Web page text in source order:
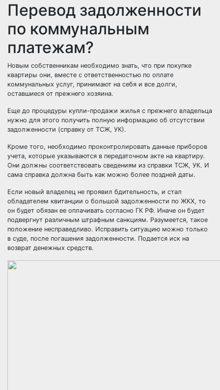
Перевод задолженности
по коммунальным
платежам?
Новым собственникам необходимо знать, что при покупке
квартиры они, вместе с ответственностью по оплате
коммунальных услуг, принимают на себя и все долги,
оставшиеся от прежнего хозяина.
Еще до процедуры купли-продажи жилья с прежнего владельца
нужно для этого получить полную информацию об отсутствии
задолженности (справку от ТСЖ, УК).
Кроме того, необходимо проконтролировать данные приборов
учета, которые указываются в передаточном акте на квартиру.
Они должны соответствовать сведениям из справки ТСЖ, УК. И
сама справка должна быть как можно более поздней даты.
Если новый владелец не проявил бдительность, и стал
обладателем квитанции о большой задолженности по ЖКХ, то
он будет обязан ее оплачивать согласно ГК РФ. Иначе он будет
подвергнут различным штрафным санкциям. Разумеется, такое
положение несправедливо. Исправить ситуацию можно только
в суде, после погашения задолженности. Подается иск на
возврат денежных средств.